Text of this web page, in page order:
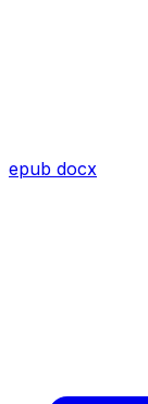
epub docx